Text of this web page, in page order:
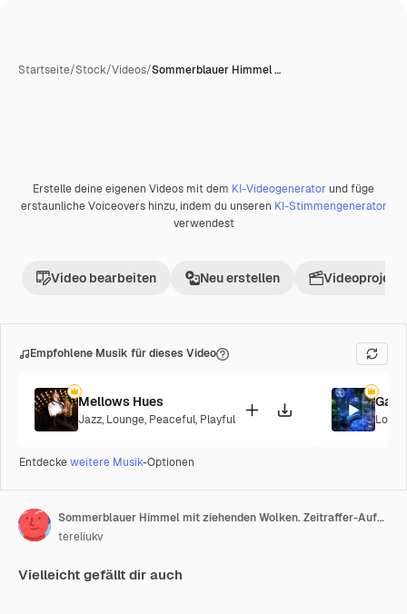
Startseite/Stock/Videos/Sommerblauer Himmel …
Premium
Erstelle deine eigenen Videos mit dem KI-Videogenerator und füge
erstaunliche Voiceovers hinzu, indem du unseren KI-Stimmengenerator
verwendest
Video bearbeiten Neu erstellen Videoprojekt
Empfohlene Musik für dieses Video
Mellows Hues
Jazz, Lounge, Peaceful, Playful
Entdeckeweitere Musik-Optionen
Sommerblauer Himmel mit ziehenden Wolken. Zeitraffer-Aufnahme von schönem Wetter.
tereliukv
Vielleicht gefällt dir auch